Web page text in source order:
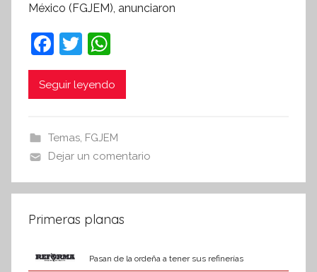
n
r
i
México (FGJEM), anunciaron
F
a
c
b
o
o
k
T
w
itt
h
at
A
p
p
Seguir leyendo
Temas, FGJEM
Dejar un comentario
Primeras planas
Pasan de la ordeña a tener sus refinerías